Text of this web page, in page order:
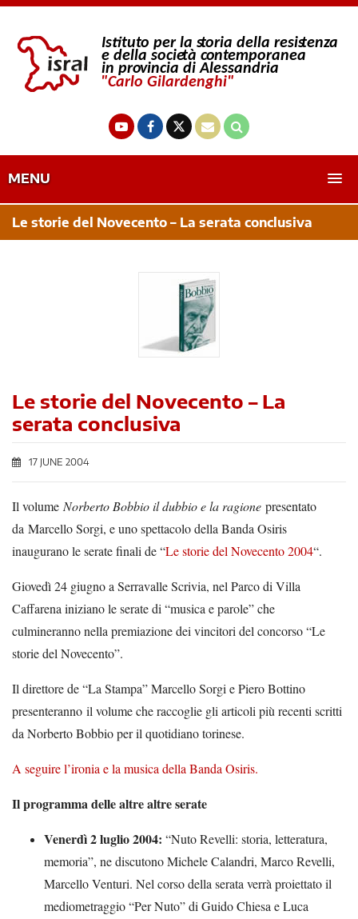
MENU
Le storie del Novecento – La serata conclusiva
Le storie del Novecento – La
serata conclusiva
17 JUNE 2004
Il volume Norberto Bobbio il dubbio e la ragione presentato
da Marcello Sorgi, e uno spettacolo della Banda Osiris
inaugurano le serate finali de “Le storie del Novecento 2004“.
Giovedì 24 giugno a Serravalle Scrivia, nel Parco di Villa
Caffarena iniziano le serate di “musica e parole” che
culmineranno nella premiazione dei vincitori del concorso “Le
storie del Novecento”.
Il direttore de “La Stampa” Marcello Sorgi e Piero Bottino
presenteranno il volume che raccoglie gli articoli più recenti scritti
da Norberto Bobbio per il quotidiano torinese.
A seguire l’ironia e la musica della Banda Osiris.
Il programma delle altre altre serate
Venerdì 2 luglio 2004: “Nuto Revelli: storia, letteratura,
memoria”, ne discutono Michele Calandri, Marco Revelli,
Marcello Venturi. Nel corso della serata verrà proiettato il
mediometraggio “Per Nuto” di Guido Chiesa e Luca